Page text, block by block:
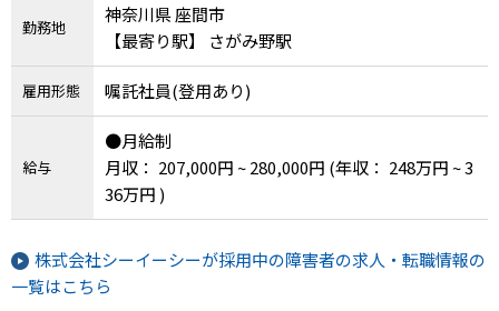
勤務地
神奈川県 座間市
【最寄り駅】 さがみ野駅
雇用形態 嘱託社員(登用あり)
給与
●月給制
月収： 207,000円 ~ 280,000円 (年収： 248万円 ~ 3
36万円 )
株式会社シーイーシーが採用中の障害者の求人・転職情報の
一覧はこちら